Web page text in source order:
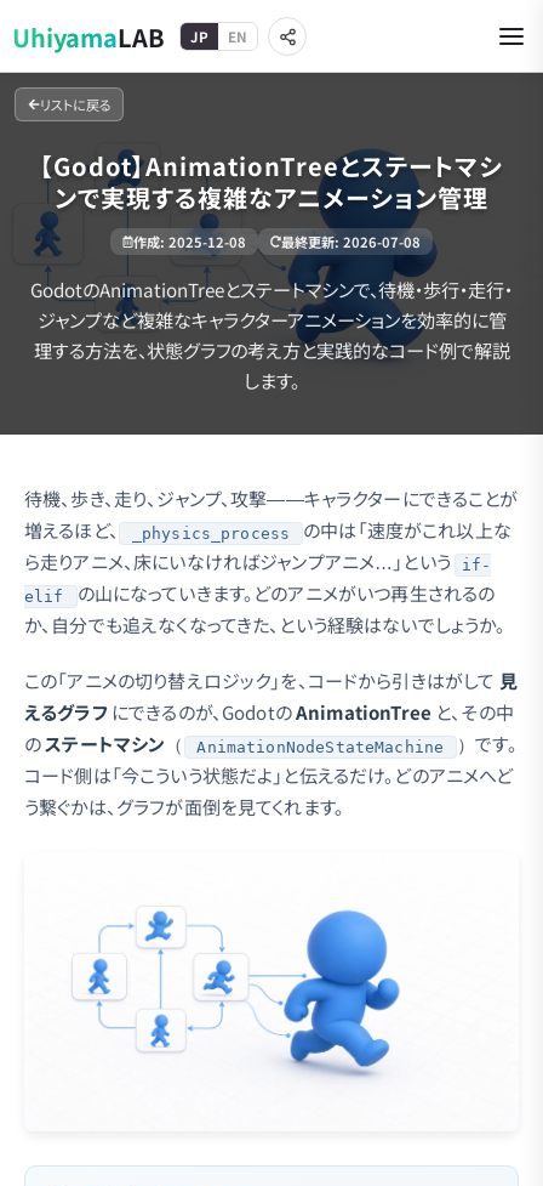
UhiyamaLAB JP EN
リストに戻る
【Godot】AnimationTreeとステートマシ
ンで実現する複雑なアニメーション管理
作成:2025-12-08 最終更新:2026-07-08
GodotのAnimationTreeとステートマシンで、待機・歩行・走行・
ジャンプなど複雑なキャラクターアニメーションを効率的に管
理する方法を、状態グラフの考え方と実践的なコード例で解説
します。
待機、歩き、走り、ジャンプ、攻撃——キャラクターにできることが
増えるほど、
_physics_process
の中は「速度がこれ以上な
ら走りアニメ、床にいなければジャンプアニメ…」という if-
elif
の山になっていきます。どのアニメがいつ再生されるの
か、自分でも追えなくなってきた、という経験はないでしょうか。
この「アニメの切り替えロジック」を、コードから引きはがして 見
えるグラフにできるのが、GodotのAnimationTree と、その中
のステートマシン （ AnimationNodeStateMachine
）です。
コード側は「今こういう状態だよ」と伝えるだけ。どのアニメへど
う繋ぐかは、グラフが面倒を見てくれます。